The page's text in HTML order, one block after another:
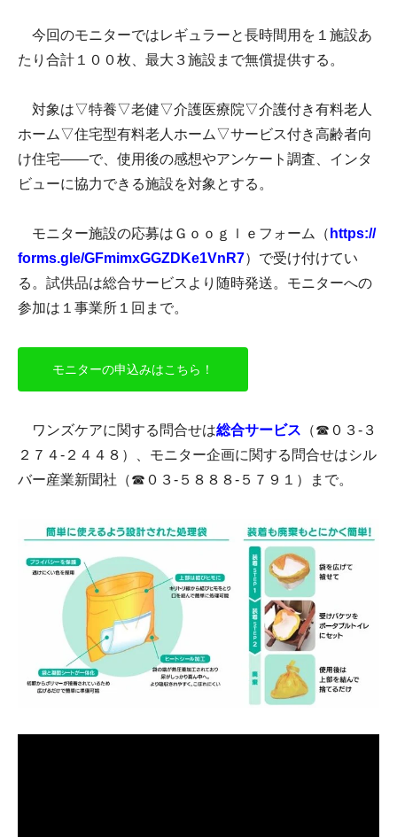
今回のモニターではレギュラーと長時間用を１施設あ
たり合計１００枚、最大３施設まで無償提供する。
対象は▽特養▽老健▽介護医療院▽介護付き有料老人
ホーム▽住宅型有料老人ホーム▽サービス付き高齢者向
け住宅――で、使用後の感想やアンケート調査、インタ
ビューに協力できる施設を対象とする。
モニター施設の応募はＧｏｏｇｌｅフォーム（ https://
forms.gle/GFmimxGGZDKe1VnR7）で受け付けてい
る。試供品は総合サービスより随時発送。モニターへの
参加は１事業所１回まで。
モニターの申込みはこちら！
ワンズケアに関する問合せは総合サービス （☎０３-３
２７４-２４４８）、モニター企画に関する問合せはシル
バー産業新聞社（☎０３-５８８８-５７９１）まで。